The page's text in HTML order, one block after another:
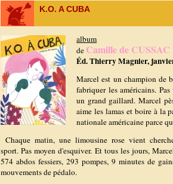
K.O. A CUBA
album
de Camille de CUSSAC
Éd. Thierry Magnier,
Marcel est un champion de
fabriquer les américains.
un grand gaillard. Marcel
aime les lamas et boire à la
nationale américaine parce
Chaque matin, une limousine rose vient
sport.Pas moyen d'esquiver.Et tous les jours,
574 abdos fessiers, 293 pompes, 9 minutes de
mouvements de pédalo.